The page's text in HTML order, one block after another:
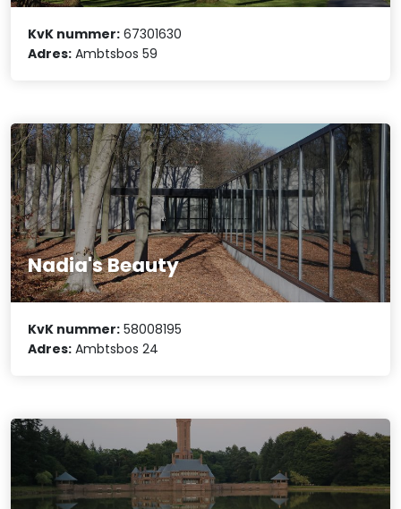
KvK nummer: 67301630
Adres: Ambtsbos 59
Nadia's Beauty
KvK nummer: 58008195
Adres: Ambtsbos 24